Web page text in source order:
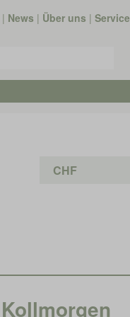
| News | Über uns | Service